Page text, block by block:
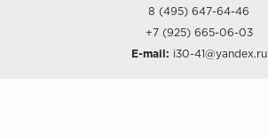
8 (495) 647-64-46
+7 (925) 665-06-03
E-mail: i30-41@yandex.ru